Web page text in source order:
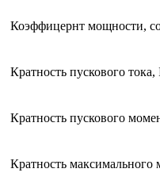
Коэффицернт мощности,
Кратность пускового
Кратность пускового
Кратность